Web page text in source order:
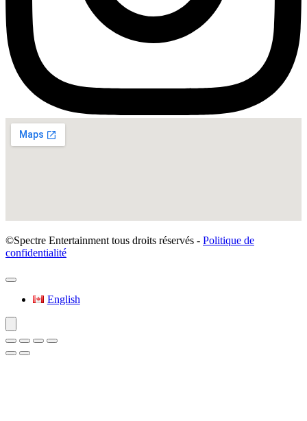
©Spectre Entertainment tous droits réservés - Politique de
confidentialité
English